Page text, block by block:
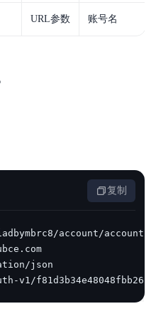
URL参数 账号名
复制